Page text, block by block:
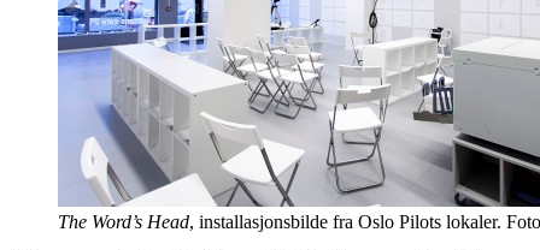
The Word’s Head, installasjonsbilde fra Oslo Pilots lokaler.